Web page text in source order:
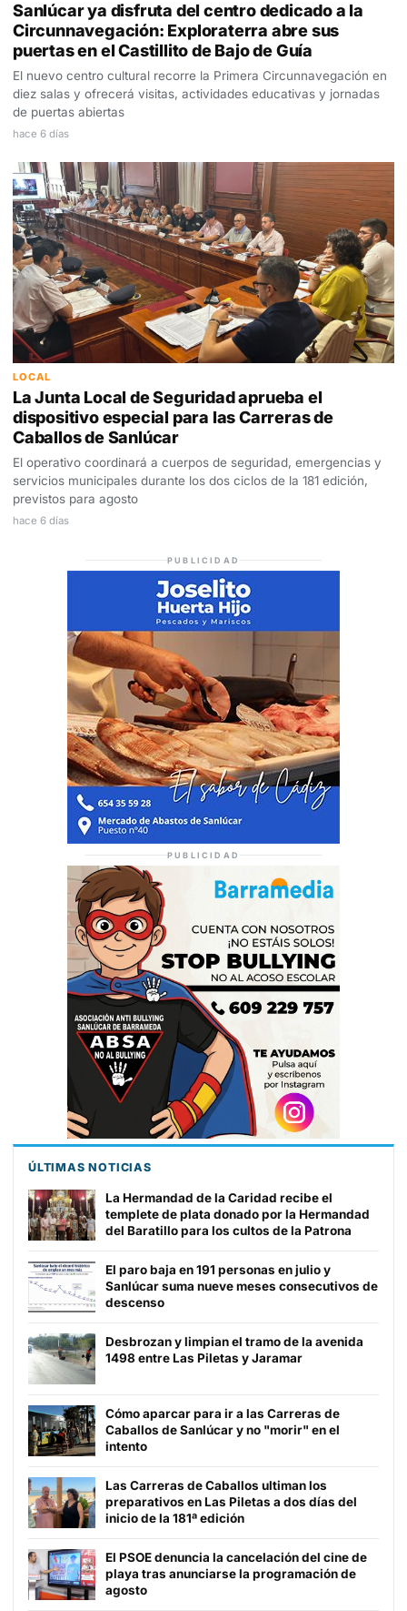
Sanlúcar ya disfruta del centro dedicado a la
Circunnavegación: Exploraterra abre sus
puertas en el Castillito de Bajo de Guía
El nuevo centro cultural recorre la Primera Circunnavegación en
diez salas y ofrecerá visitas, actividades educativas y jornadas
de puertas abiertas
hace 6 días
LOCAL
La Junta Local de Seguridad aprueba el
dispositivo especial para las Carreras de
Caballos de Sanlúcar
El operativo coordinará a cuerpos de seguridad, emergencias y
servicios municipales durante los dos ciclos de la 181 edición,
previstos para agosto
hace 6 días
PUBLICIDAD
PUBLICIDAD
ÚLTIMAS NOTICIAS
La Hermandad de la Caridad recibe el
templete de plata donado por la Hermandad
del Baratillo para los cultos de la Patrona
El paro baja en 191 personas en julio y
Sanlúcar suma nueve meses consecutivos de
descenso
Desbrozan y limpian el tramo de la avenida
1498 entre Las Piletas y Jaramar
Cómo aparcar para ir a las Carreras de
Caballos de Sanlúcar y no "morir" en el
intento
Las Carreras de Caballos ultiman los
preparativos en Las Piletas a dos días del
inicio de la 181ª edición
El PSOE denuncia la cancelación del cine de
playa tras anunciarse la programación de
agosto